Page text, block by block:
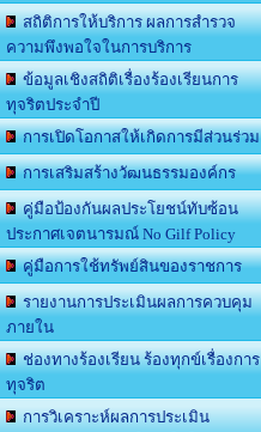
สถิติการให้บริการ ผลการสำรวจ
ความพึงพอใจในการบริการ
ข้อมูลเชิงสถิติเรื่องร้องเรียนการ
ทุจริตประจำปี
การเปิดโอกาสให้เกิดการมีส่วนร่วม
การเสริมสร้างวัฒนธรรมองค์กร
คู่มือป้องกันผลประโยชน์ทับซ้อน
ประกาศเจตนารมณ์ No Gilf Policy
คู่มือการใช้ทรัพย์สินของราชการ
รายงานการประเมินผลการควบคุม
ภายใน
ช่องทางร้องเรียน ร้องทุกข์เรื่องการ
ทุจริต
การวิเคราะห์ผลการประเมิน